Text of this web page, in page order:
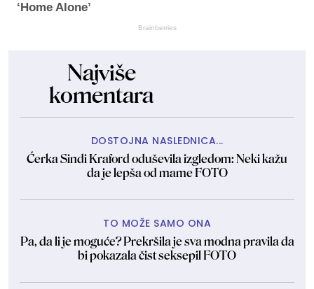
‘Home Alone’
Brainberries
Najviše
komentara
DOSTOJNA NASLEDNICA...
Ćerka Sindi Kraford oduševila izgledom: Neki kažu
da je lepša od mame FOTO
TO MOŽE SAMO ONA
Pa, da li je moguće? Prekršila je sva modna pravila da
bi pokazala čist seksepil FOTO